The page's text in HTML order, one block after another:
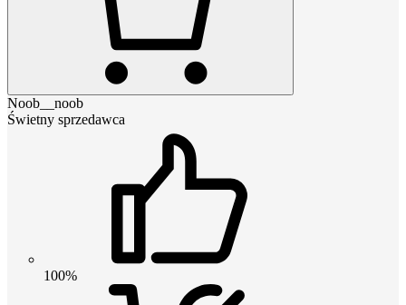
Noob__noob
Świetny sprzedawca
100%